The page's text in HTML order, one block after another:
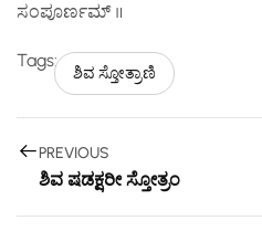
ಸಂಪೂರ್ಣಮ್ ॥
Tags:
ಶಿವ ಸ್ತೋತ್ರಾಣಿ
PREVIOUS
ಶಿವ ಷಡಕ್ಷರೀ ಸ್ತೋತ್ರಂ